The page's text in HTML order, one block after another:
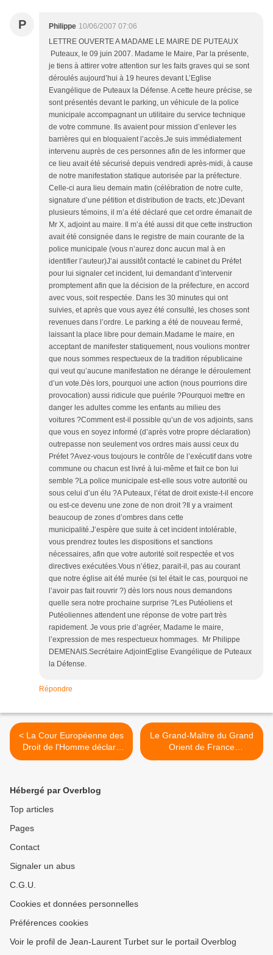
P Philippe 10/06/2007 07:06
LETTRE OUVERTE A MADAME LE MAIRE DE PUTEAUX
Puteaux, le 09 juin 2007. Madame le Maire, Par la présente,
je tiens à attirer votre attention sur les faits graves qui se sont
déroulés aujourd’hui à 19 heures devant L’Eglise
Evangélique de Puteaux la Défense. A cette heure précise, se
sont présentés devant le parking, un véhicule de la police
municipale accompagnant un utilitaire du service technique
de votre commune. Ils avaient pour mission d’enlever les
barrières qui en bloquaient l’accès.Je suis immédiatement
intervenu auprès de ces personnes afin de les informer que
ce lieu avait été sécurisé depuis vendredi après-midi, à cause
de notre manifestation statique autorisée par la préfecture.
Celle-ci aura lieu demain matin (célébration de notre culte,
signature d’une pétition et distribution de tracts, etc.)Devant
plusieurs témoins, il m’a été déclaré que cet ordre émanait de
Mr X, adjoint au maire. Il m’a été aussi dit que cette instruction
avait été consignée dans le registre de main courante de la
police municipale (vous n’aurez donc aucun mal à en
identifier l’auteur)J’ai aussitôt contacté le cabinet du Préfet
pour lui signaler cet incident, lui demandant d’intervenir
promptement afin que la décision de la préfecture, en accord
avec vous, soit respectée. Dans les 30 minutes qui ont
suivies, et après que vous ayez été consulté, les choses sont
revenues dans l’ordre. Le parking a été de nouveau fermé,
laissant la place libre pour demain.Madame le maire, en
acceptant de manifester statiquement, nous voulions montrer
que nous sommes respectueux de la tradition républicaine
qui veut qu’aucune manifestation ne dérange le déroulement
d’un vote.Dès lors, pourquoi une action (nous pourrions dire
provocation) aussi ridicule que puérile ?Pourquoi mettre en
danger les adultes comme les enfants au milieu des
voitures ?Comment est-il possible qu’un de vos adjoints, sans
que vous en soyez informé (d’après votre propre déclaration)
outrepasse non seulement vos ordres mais aussi ceux du
Préfet ?Avez-vous toujours le contrôle de l’exécutif dans votre
commune ou chacun est livré à lui-même et fait ce bon lui
semble ?La police municipale est-elle sous votre autorité ou
sous celui d’un élu ?A Puteaux, l’état de droit existe-t-il encore
ou est-ce devenu une zone de non droit ?Il y a vraiment
beaucoup de zones d’ombres dans cette
municipalité.J’espère que suite à cet incident intolérable,
vous prendrez toutes les dispositions et sanctions
nécessaires, afin que votre autorité soit respectée et vos
directives exécutées.Vous n’étiez, parait-il, pas au courant
que notre église ait été murée (si tel était le cas, pourquoi ne
l’avoir pas fait rouvrir ?) dès lors nous nous demandons
quelle sera notre prochaine surprise ?Les Putéoliens et
Putéoliennes attendent une réponse de votre part très
rapidement. Je vous prie d’agréer, Madame le maire,
l’expression de mes respectueux hommages. Mr Philippe
DEMENAIS.Secrétaire AdjointEglise Evangélique de Puteaux
la Défense.
Répondre
< La Cour Européenne des
Droit de l'Homme déclare
qu'obliger les franc-maçons
Le Grand-Maître du Grand
Orient de France
demandera des
Hébergé par Overblog
Top articles
Pages
Contact
Signaler un abus
C.G.U.
Cookies et données personnelles
Préférences cookies
Voir le profil de Jean-Laurent Turbet sur le portail Overblog